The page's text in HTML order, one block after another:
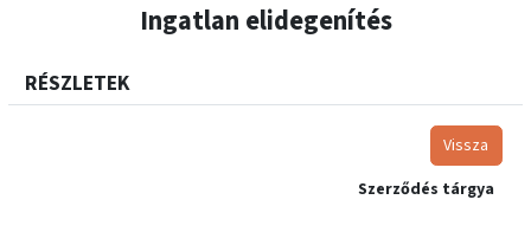
Ingatlan elidegenítés
RÉSZLETEK
Vissza
Szerződés tárgya